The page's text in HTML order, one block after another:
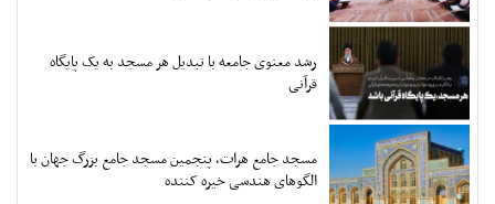
رشد معنوی جامعه با تبدیل هر مسجد به یک پایگاه
قرآنی
مسجد جامع هرات، پنجمین مسجد جامع بزرگ جهان با
الگوهای هندسی خیره کننده